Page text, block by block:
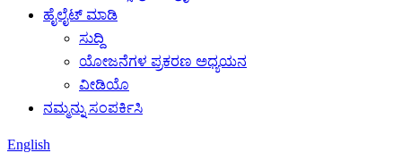
ಹೈಲೈಟ್ ಮಾಡಿ
ಸುದ್ದಿ
ಯೋಜನೆಗಳ ಪ್ರಕರಣ ಅಧ್ಯಯನ
ವೀಡಿಯೊ
ನಮ್ಮನ್ನು ಸಂಪರ್ಕಿಸಿ
English